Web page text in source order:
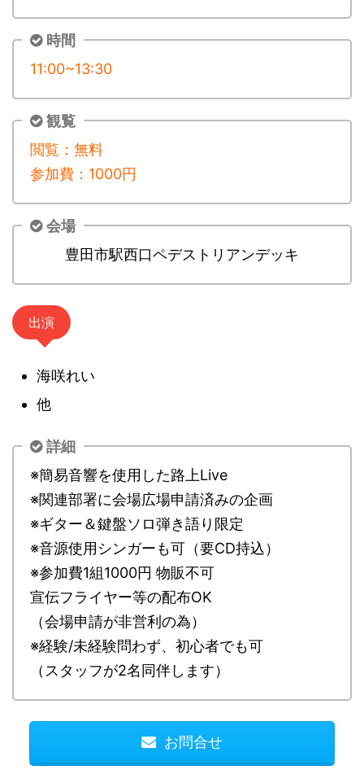
時間
11:00~13:30
観覧
閲覧：無料
参加費：1000円
会場
豊田市駅西口ペデストリアンデッキ
出演
海咲れい
他
詳細
※簡易音響を使用した路上Live
※関連部署に会場広場申請済みの企画
※ギター＆鍵盤ソロ弾き語り限定
※音源使用シンガーも可（要CD持込）
※参加費1組1000円 物販不可
宣伝フライヤー等の配布OK
（会場申請が非営利の為）
※経験/未経験問わず、初心者でも可
（スタッフが2名同伴します）
お問合せ